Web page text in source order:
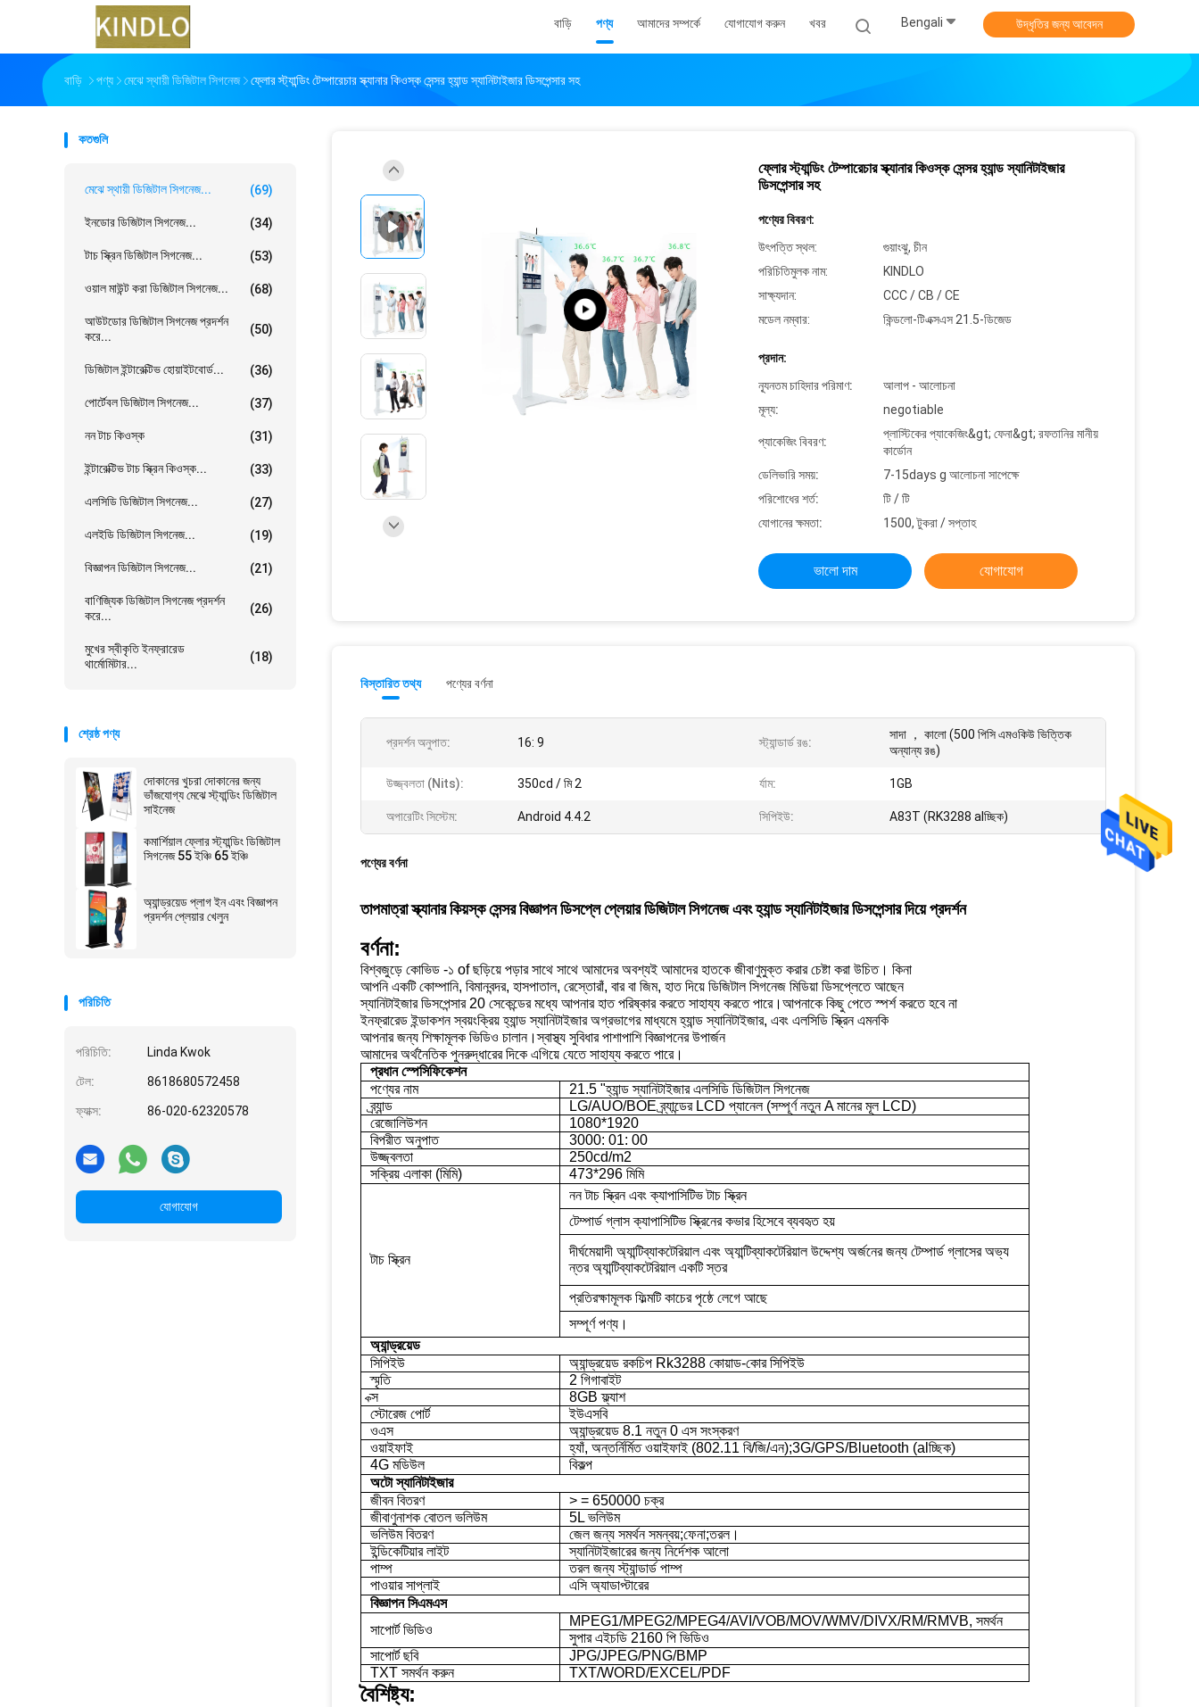
বাড়ি পণ্য আমাদের সম্পর্কে যোগাযোগ করুন খবর Bengali উদ্ধৃতির জন্য আবেদন
বাড়ি পণ্য মেঝে স্থায়ী ডিজিটাল সিগনেজ ফ্লোর স্ট্যান্ডিং টেম্পারেচার স্ক্যানার কিওস্ক সেন্সর হ্যান্ড স্যানিটাইজার ডিসপেন্সার সহ
কতগুলি
মেঝে স্থায়ী ডিজিটাল সিগনেজ... (69)
ইনডোর ডিজিটাল সিগনেজ... (34)
টাচ স্ক্রিন ডিজিটাল সিগনেজ... (53)
ওয়াল মাউন্ট করা ডিজিটাল সিগনেজ... (68)
আউটডোর ডিজিটাল সিগনেজ প্রদর্শন
করে...
(50)
ডিজিটাল ইন্টারেক্টিভ হোয়াইটবোর্ড... (36)
পোর্টেবল ডিজিটাল সিগনেজ... (37)
নন টাচ কিওস্ক (31)
ইন্টারেক্টিভ টাচ স্ক্রিন কিওস্ক... (33)
এলসিডি ডিজিটাল সিগনেজ... (27)
এলইডি ডিজিটাল সিগনেজ... (19)
বিজ্ঞাপন ডিজিটাল সিগনেজ... (21)
বাণিজ্যিক ডিজিটাল সিগনেজ প্রদর্শন
করে...
(26)
মুখের স্বীকৃতি ইনফ্রারেড
থার্মোমিটার...
(18)
শ্রেষ্ঠ পণ্য
দোকানের খুচরা দোকানের জন্য
ভাঁজযোগ্য মেঝে স্ট্যান্ডিং ডিজিটাল
সাইনেজ
কমার্শিয়াল ফ্লোর স্ট্যান্ডিং ডিজিটাল
সিগনেজ 55 ইঞ্চি 65 ইঞ্চি
অ্যান্ড্রয়েড প্লাগ ইন এবং বিজ্ঞাপন
প্রদর্শন প্লেয়ার খেলুন
পরিচিতি
পরিচিতি: Linda Kwok
টেল: 8618680572458
ফ্যাক্স: 86-020-62320578
যোগাযোগ
ফ্লোর স্ট্যান্ডিং টেম্পারেচার স্ক্যানার কিওস্ক সেন্সর হ্যান্ড স্যানিটাইজার
ডিসপেন্সার সহ
পণ্যের বিবরণ:
উৎপত্তি স্থল:
গুয়াংঝু, চীন
পরিচিতিমুলক নাম:
KINDLO
সাক্ষ্যদান:
CCC / CB / CE
মডেল নম্বার:
কিন্ডলো-টিএক্সএস 21.5-ডিজেড
প্রদান:
ন্যূনতম চাহিদার পরিমাণ:
আলাপ - আলোচনা
মূল্য:
negotiable
প্যাকেজিং বিবরণ:
প্লাস্টিকের প্যাকেজিং&gt; ফেনা&gt; রফতানির মানীয়
কার্ডোন
ডেলিভারি সময়:
7-15days g আলোচনা সাপেক্ষে
পরিশোধের শর্ত:
টি / টি
যোগানের ক্ষমতা:
1500, টুকরা / সপ্তাহ
ভালো দাম যোগাযোগ
বিস্তারিত তথ্য পণ্যের বর্ণনা
প্রদর্শন অনুপাত: 16: 9 স্ট্যান্ডার্ড রঙ:
সাদা ， কালো (500 পিসি এমওকিউ ভিত্তিক
অন্যান্য রঙ)
উজ্জ্বলতা (nits): 350cd / মি 2 র্যাম: 1GB
অপারেটিং সিস্টেম: Android 4.4.2 সিপিইউ: A83T (RK3288 alচ্ছিক)
পণ্যের বর্ণনা
তাপমাত্রা স্ক্যানার কিয়স্ক সেন্সর বিজ্ঞাপন ডিসপ্লে প্লেয়ার ডিজিটাল সিগনেজ এবং হ্যান্ড স্যানিটাইজার ডিসপেন্সার দিয়ে প্রদর্শন
বর্ণনা:
বিশ্বজুড়ে কোভিড -১ of ছড়িয়ে পড়ার সাথে সাথে আমাদের অবশ্যই আমাদের হাতকে জীবাণুমুক্ত করার চেষ্টা করা উচিত। কিনা
আপনি একটি কোম্পানি, বিমানবন্দর, হাসপাতাল, রেস্তোরাঁ, বার বা জিম, হাত দিয়ে ডিজিটাল সিগনেজ মিডিয়া ডিসপ্লেতে আছেন
স্যানিটাইজার ডিসপেন্সার 20 সেকেন্ডের মধ্যে আপনার হাত পরিষ্কার করতে সাহায্য করতে পারে।আপনাকে কিছু পেতে স্পর্শ করতে হবে না
ইনফ্রারেড ইন্ডাকশন স্বয়ংক্রিয় হ্যান্ড স্যানিটাইজার অগ্রভাগের মাধ্যমে হ্যান্ড স্যানিটাইজার, এবং এলসিডি স্ক্রিন এমনকি
আপনার জন্য শিক্ষামূলক ভিডিও চালান।স্বাস্থ্য সুবিধার পাশাপাশি বিজ্ঞাপনের উপার্জন
আমাদের অর্থনৈতিক পুনরুদ্ধারের দিকে এগিয়ে যেতে সাহায্য করতে পারে।
প্রধান স্পেসিফিকেশন
পণ্যের নাম
21.5 "হ্যান্ড স্যানিটাইজার এলসিডি ডিজিটাল সিগনেজ
ব্র্যান্ড
LG/AUO/BOE ব্র্যান্ডের LCD প্যানেল (সম্পূর্ণ নতুন A মানের মূল LCD)
রেজোলিউশন
1080*1920
বিপরীত অনুপাত
3000: 01: 00
উজ্জ্বলতা
250cd/m2
সক্রিয় এলাকা (মিমি)
473*296 মিমি
টাচ স্ক্রিন
নন টাচ স্ক্রিন এবং ক্যাপাসিটিভ টাচ স্ক্রিন
টেম্পার্ড গ্লাস ক্যাপাসিটিভ স্ক্রিনের কভার হিসেবে ব্যবহৃত হয়
দীর্ঘমেয়াদী অ্যান্টিব্যাকটেরিয়াল এবং অ্যান্টিব্যাকটেরিয়াল উদ্দেশ্য অর্জনের জন্য টেম্পার্ড গ্লাসের অভ্য
ন্তর অ্যান্টিব্যাকটেরিয়াল একটি স্তর
প্রতিরক্ষামূলক ফিল্মটি কাচের পৃষ্ঠে লেগে আছে
সম্পূর্ণ পণ্য।
অ্যান্ড্রয়েড
সিপিইউ
অ্যান্ড্রয়েড রকচিপ Rk3288 কোয়াড-কোর সিপিইউ
স্মৃতি
2 গিগাবাইট
ক্স
8GB ফ্ল্যাশ
স্টোরেজ পোর্ট
ইউএসবি
ওএস
অ্যান্ড্রয়েড 8.1 নতুন 0 এস সংস্করণ
ওয়াইফাই
হ্যাঁ, অন্তর্নির্মিত ওয়াইফাই (802.11 বি/জি/এন);3G/GPS/Bluetooth (alচ্ছিক)
4G মডিউল
বিকল্প
অটো স্যানিটাইজার
জীবন বিতরণ
> = 650000 চক্র
জীবাণুনাশক বোতল ভলিউম
5L ভলিউম
ভলিউম বিতরণ
জেল জন্য সমর্থন সমন্বয়;ফেনা;তরল।
ইন্ডিকেটিয়ার লাইট
স্যানিটাইজারের জন্য নির্দেশক আলো
পাম্প
তরল জন্য স্ট্যান্ডার্ড পাম্প
পাওয়ার সাপ্লাই
এসি অ্যাডাপ্টারের
বিজ্ঞাপন সিএমএস
সাপোর্ট ভিডিও
MPEG1/MPEG2/MPEG4/AVI/VOB/MOV/WMV/DIVX/RM/RMVB, সমর্থন
সুপার এইচডি 2160 পি ভিডিও
সাপোর্ট ছবি
JPG/JPEG/PNG/BMP
TXT সমর্থন করুন
TXT/WORD/EXCEL/PDF
বৈশিষ্ট্য: